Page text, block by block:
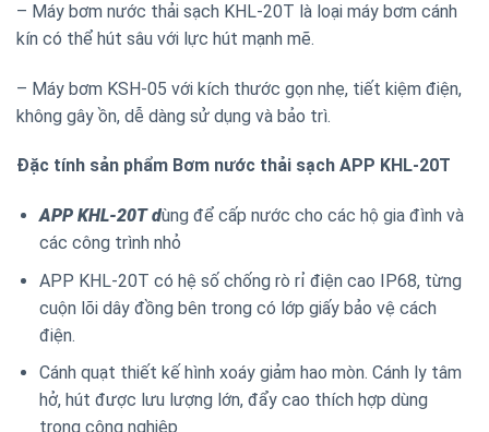
– Máy bơm nước thải sạch KHL-20T là loại máy bơm cánh
kín có thể hút sâu với lực hút mạnh mẽ.
– Máy bơm KSH-05 với kích thước gọn nhẹ, tiết kiệm điện,
không gây ồn, dễ dàng sử dụng và bảo trì.
Đặc tính sản phẩm Bơm nước thải sạch APP KHL-20T
APP KHL-20T dùng để cấp nước cho các hộ gia đình và
các công trình nhỏ
APP KHL-20T có hệ số chống rò rỉ điện cao IP68, từng
cuộn lõi dây đồng bên trong có lớp giấy bảo vệ cách
điện.
Cánh quạt thiết kế hình xoáy giảm hao mòn. Cánh ly tâm
hở, hút được lưu lượng lớn, đẩy cao thích hợp dùng
trong công nghiệp